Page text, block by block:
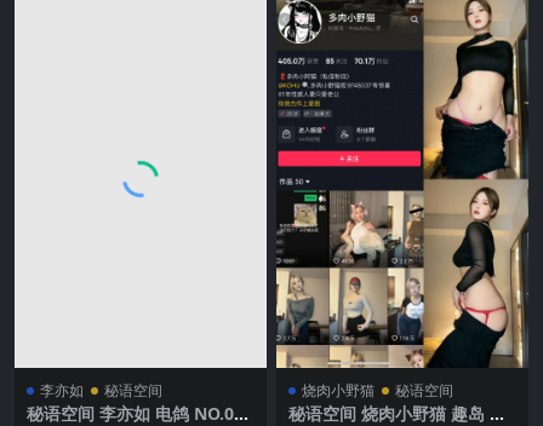
李亦如 秘语空间
秘语空间 李亦如 电鸽 NO.002
烧肉小野猫 秘语空间
秘语空间 烧肉小野猫 趣岛 N